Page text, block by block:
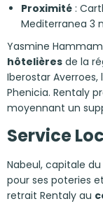
Proximité :
Mediterranea 3
Yasmine
hôtelières de la
Iberostar Averroes,
Phenicia. Rentaly
moyennant un
Service
Nabeul, capitale
pour ses poteries
retrait Rentaly au